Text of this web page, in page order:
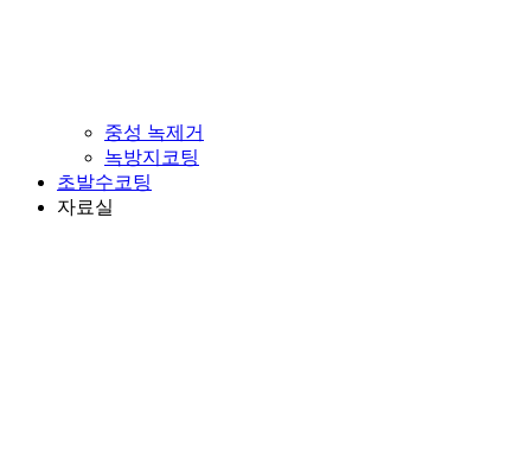
중성 녹제거
녹방지코팅
초발수코팅
자료실